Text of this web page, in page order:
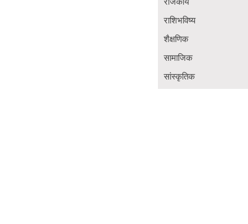
राशिभविष्य
शैक्षणिक
सामाजिक
सांस्कृतिक